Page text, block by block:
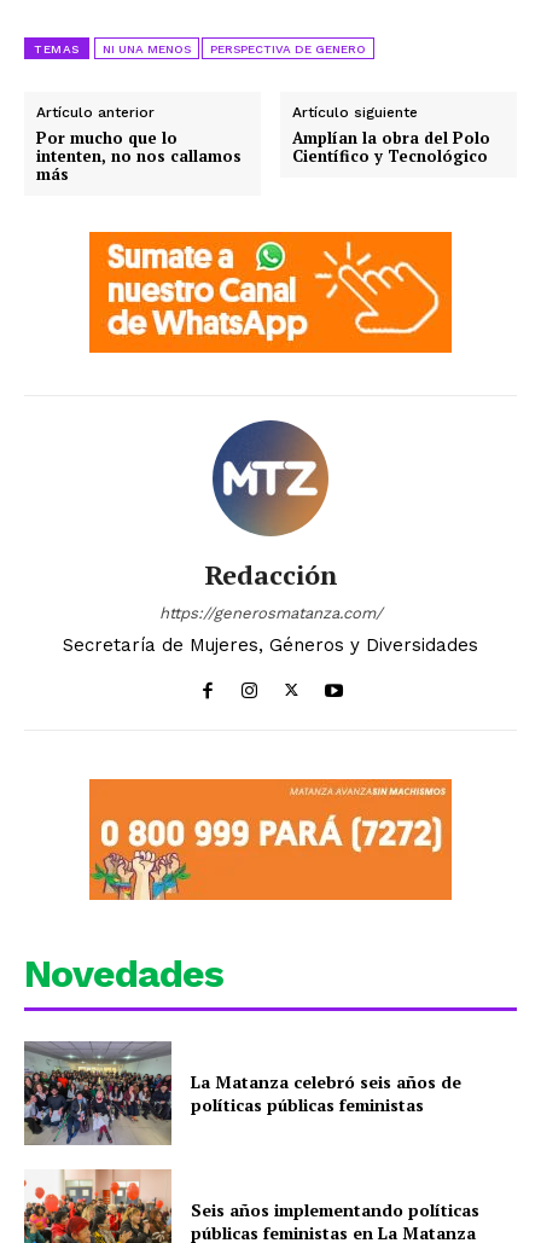
TEMAS NI UNA MENOS PERSPECTIVA DE GENERO
Artículo anterior
Por mucho que lo
intenten, no nos callamos
más
Artículo siguiente
Amplían la obra del Polo
Científico y Tecnológico
Redacción
https://generosmatanza.com/
Secretaría de Mujeres, Géneros y Diversidades
Novedades
La Matanza celebró seis años de
políticas públicas feministas
Seis años implementando políticas
públicas feministas en La Matanza